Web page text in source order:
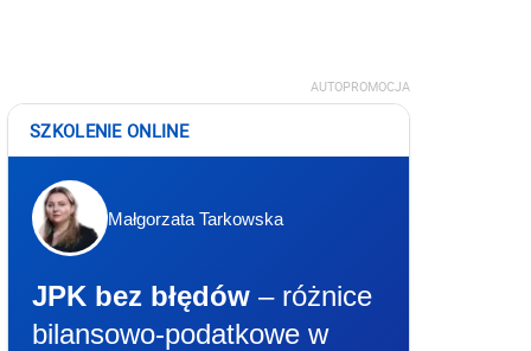
AUTOPROMOCJA
SZKOLENIE ONLINE
Małgorzata Tarkowska
JPK bez błędów – różnice
bilansowo-podatkowe w